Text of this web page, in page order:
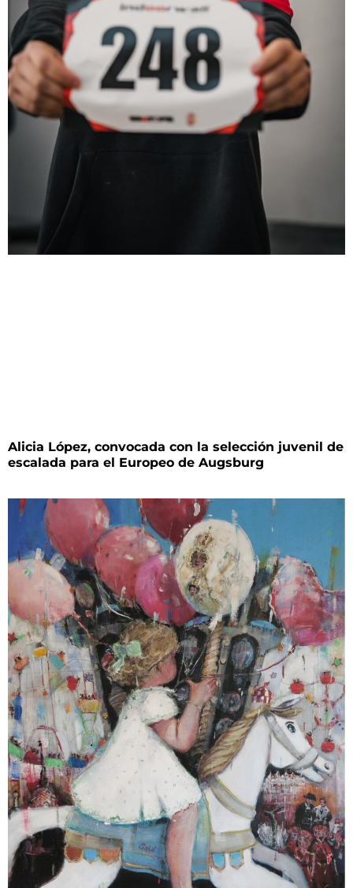
Alicia López, convocada con la selección juvenil de
escalada para el Europeo de Augsburg